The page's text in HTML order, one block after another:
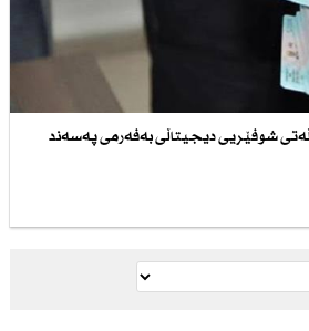
شوفێریی دیجیتاڵی بەفەرمی پەسەند